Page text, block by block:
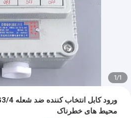
1
/
1
محیط های خطرناک